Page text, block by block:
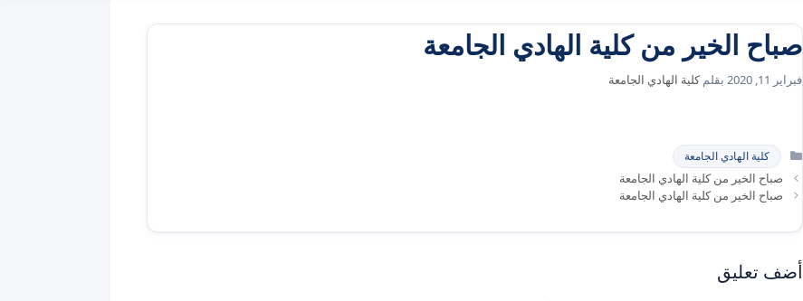
صباح الخير من كلية الهادي الجامعة
فبراير 11, 2020 بقلمكلية الهادي الجامعة
التصنيفات
كلية الهادي الجامعة
صباح الخير من كلية الهادي الجامعة
صباح الخير من كلية الهادي الجامعة
أضف تعليق